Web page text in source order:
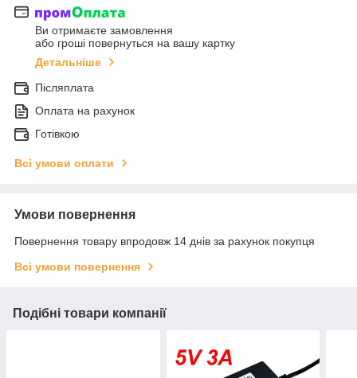
Ви отримаєте замовлення
або гроші повернуться на вашу картку
Детальніше
Післяплата
Оплата на рахунок
Готівкою
Всі умови оплати
Умови повернення
Повернення товару впродовж 14 днів за рахунок покупця
Всі умови повернення
Подібні товари компанії